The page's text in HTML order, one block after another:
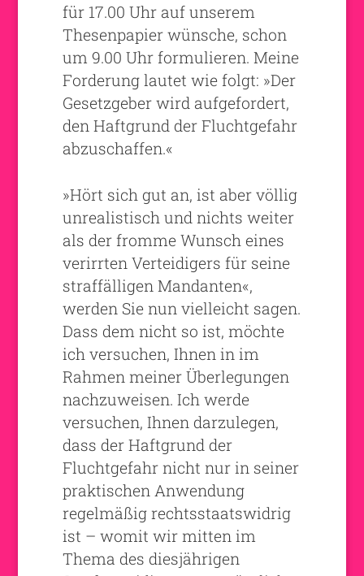
für 17.00 Uhr auf unserem
Thesenpapier wünsche, schon
um 9.00 Uhr formulieren. Meine
Forderung lautet wie folgt: »Der
Gesetzgeber wird aufgefordert,
den Haftgrund der Fluchtgefahr
abzuschaffen.«
»Hört sich gut an, ist aber völlig
unrealistisch und nichts weiter
als der fromme Wunsch eines
verirrten Verteidigers für seine
straffälligen Mandanten«,
werden Sie nun vielleicht sagen.
Dass dem nicht so ist, möchte
ich versuchen, Ihnen in im
Rahmen meiner Überlegungen
nachzuweisen. Ich werde
versuchen, Ihnen darzulegen,
dass der Haftgrund der
Fluchtgefahr nicht nur in seiner
praktischen Anwendung
regelmäßig rechtsstaatswidrig
ist – womit wir mitten im
Thema des diesjährigen